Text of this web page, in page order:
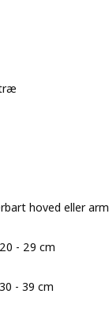
hoved eller arm
- 29 cm
- 39 cm